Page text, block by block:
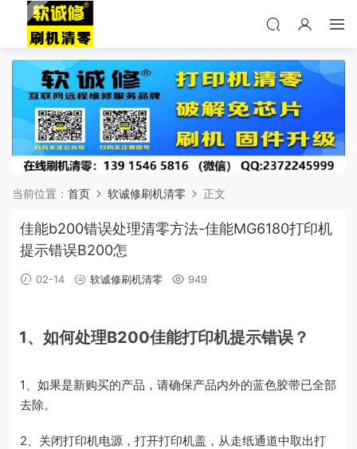
当前位置： 首页 软诚修刷机清零 正文
佳能b200错误处理清零方法-佳能MG6180打印机
提示错误B200怎
02-14 软诚修刷机清零 949
1、如何处理B200佳能打印机提示错误？
1、如果是新购买的产品，请确保产品内外的蓝色胶带已全部
去除。
2、关闭打印机电源，打开打印机盖，从走纸通道中取出打